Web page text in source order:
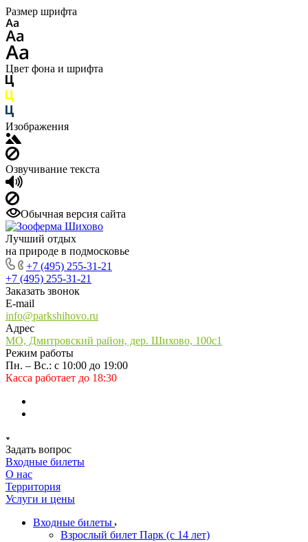
Размер шрифта
Цвет фона и шрифта
Изображения
Озвучивание текста
Обычная версия сайта
Лучший отдых
на природе в подмосковье
+7 (495) 255-31-21
+7 (495) 255-31-21
Заказать звонок
E-mail
info@parkshihovo.ru
Адрес
МО, Дмитровский район, дер. Шихово, 100с1
Режим работы
Пн. – Вс.: с 10:00 до 19:00
Касса работает до 18:30
Задать вопрос
Входные билеты
О нас
Территория
Услуги и цены
Входные билеты
Взрослый билет Парк (с 14 лет)